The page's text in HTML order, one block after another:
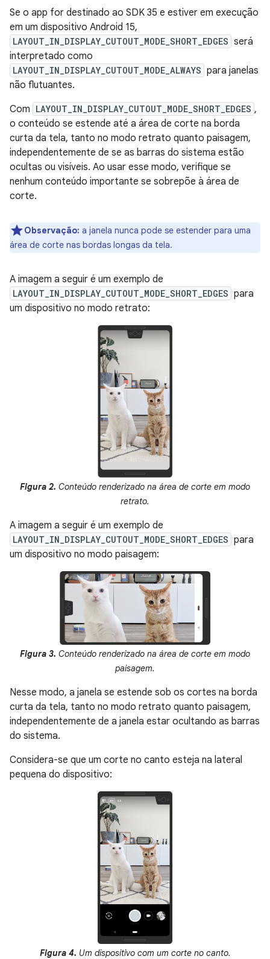
Se o app for destinado ao SDK 35 e estiver em execução
em um dispositivo Android 15,
LAYOUT_IN_DISPLAY_CUTOUT_MODE_SHORT_EDGES será
interpretado como
LAYOUT_IN_DISPLAY_CUTOUT_MODE_ALWAYS para janelas
não flutuantes.
Com LAYOUT_IN_DISPLAY_CUTOUT_MODE_SHORT_EDGES ,
o conteúdo se estende até a área de corte na borda
curta da tela, tanto no modo retrato quanto paisagem,
independentemente de se as barras do sistema estão
ocultas ou visíveis. Ao usar esse modo, verifique se
nenhum conteúdo importante se sobrepõe à área de
corte.
Observação: a janela nunca pode se estender para uma
área de corte nas bordas longas da tela.
A imagem a seguir é um exemplo de
LAYOUT_IN_DISPLAY_CUTOUT_MODE_SHORT_EDGES para
um dispositivo no modo retrato:
Figura 2. Conteúdo renderizado na área de corte em modo
retrato.
A imagem a seguir é um exemplo de
LAYOUT_IN_DISPLAY_CUTOUT_MODE_SHORT_EDGES para
um dispositivo no modo paisagem:
Figura 3. Conteúdo renderizado na área de corte em modo
paisagem.
Nesse modo, a janela se estende sob os cortes na borda
curta da tela, tanto no modo retrato quanto paisagem,
independentemente de a janela estar ocultando as barras
do sistema.
Considera-se que um corte no canto esteja na lateral
pequena do dispositivo:
Figura 4. Um dispositivo com um corte no canto.